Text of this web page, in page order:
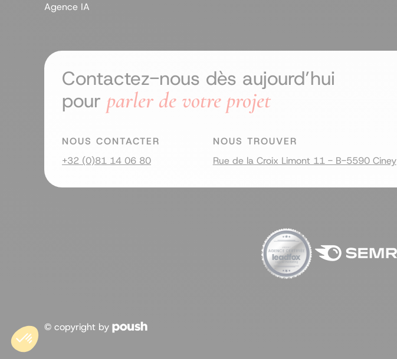
Agence IA
Contactez-nous dès aujourd’hui
pour parler de votre projet
NOUS CONTACTER
+32 (0)81 14 06 80
NOUS TROUVER
Rue de la Croix Limont 11 - B-5590 Ciney
© copyright by